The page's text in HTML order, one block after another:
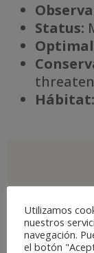
Status:
Optimal
Hábitat:
Utilizamos
nuestros
navegación.
el botón